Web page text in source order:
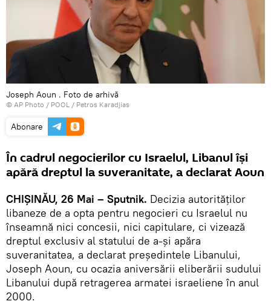
Joseph Aoun . Foto de arhivă
© AP Photo / POOL / Petros Karadjias
Abonare
În cadrul negocierilor cu Israelul, Libanul își
apără dreptul la suveranitate, a declarat Aoun
CHIȘINĂU, 26 Mai – Sputnik. Decizia autorităților
libaneze de a opta pentru negocieri cu Israelul nu
înseamnă nici concesii, nici capitulare, ci vizează
dreptul exclusiv al statului de a-și apăra
suveranitatea, a declarat președintele Libanului,
Joseph Aoun, cu ocazia aniversării eliberării sudului
Libanului după retragerea armatei israeliene în anul
2000.